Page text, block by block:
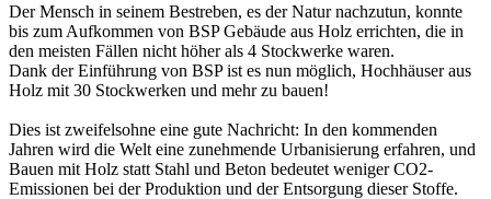
Der Mensch in seinem Bestreben, es der Natur nachzutun, konnte
bis zum Aufkommen von BSP Gebäude aus Holz errichten, die in
den meisten Fällen nicht höher als 4 Stockwerke waren.
Dank der Einführung von BSP ist es nun möglich, Hochhäuser aus
Holz mit 30 Stockwerken und mehr zu bauen!
Dies ist zweifelsohne eine gute Nachricht: In den kommenden
Jahren wird die Welt eine zunehmende Urbanisierung erfahren, und
Bauen mit Holz statt Stahl und Beton bedeutet weniger CO2-
Emissionen bei der Produktion und der Entsorgung dieser Stoffe.